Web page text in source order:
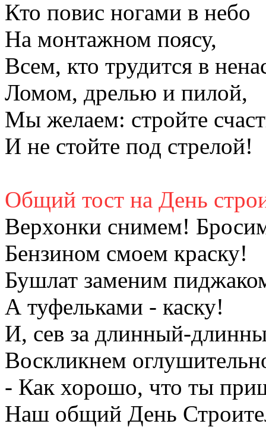
Кто повис ногами в небо
На монтажном поясу,
Всем, кто трудится в
Ломом, дрелью и пилой,
Мы желаем: стройте
И не стойте под стрелой!
Общий тост на День
Верхонки снимем!
Бензином смоем краску!
Бушлат заменим
А туфельками - каску!
И, сев за длинный-
Воскликнем
- Как хорошо, что ты
Наш общий День